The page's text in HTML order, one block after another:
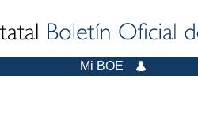
Mi BOE